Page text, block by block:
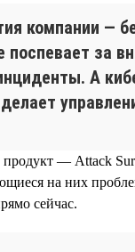
компании —
поспевает за
А
— Attack
на них
сейчас.